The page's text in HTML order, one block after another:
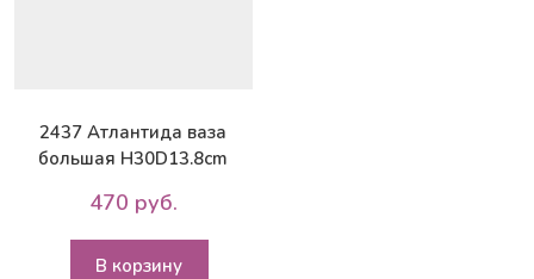
2437 Атлантида ваза
большая H30D13.8cm
470 руб.
В корзину